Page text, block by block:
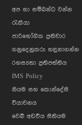
අප හා සම්බන්ධ වන්න
රැකියා
පාරිභෝගික ප්‍රතිචාර
ගනුදෙනුකරු හඳුනාගන්න
රහස්‍යතා ප්‍රතිපත්තිය
IMS Policy
නියම සහ කොන්දේසි
වියාචනය
වෙබ් අඩවිය සිතියම